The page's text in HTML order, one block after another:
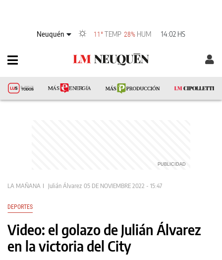
Neuquén 11°TEMP 28% HUM 14:02 HS
LA MAÑANA Julián Álvarez 05 DE NOVIEMBRE 2022 - 15:47
DEPORTES
Video: el golazo de Julián Álvarez
en la victoria del City